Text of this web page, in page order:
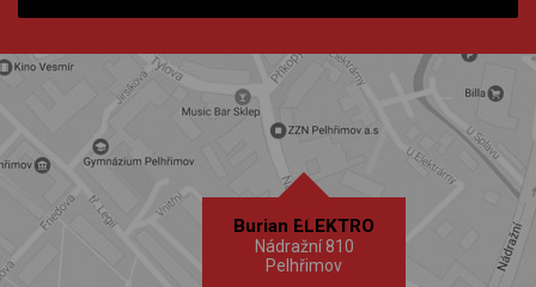
Burian ELEKTRO
Nádražní 810
Pelhřimov